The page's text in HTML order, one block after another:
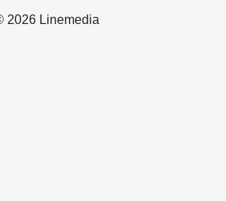
2026 Linemedia